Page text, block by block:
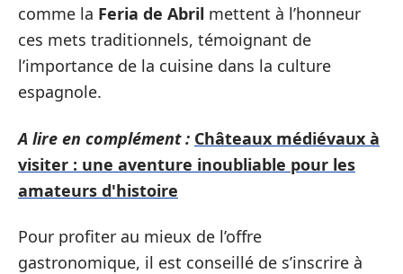
comme la Feria de Abril mettent à l’honneur
ces mets traditionnels, témoignant de
l’importance de la cuisine dans la culture
espagnole.
A lire en complément : Châteaux médiévaux à
visiter : une aventure inoubliable pour les
amateurs d'histoire
Pour profiter au mieux de l’offre
gastronomique, il est conseillé de s’inscrire à